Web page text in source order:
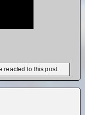
reacted to this post.